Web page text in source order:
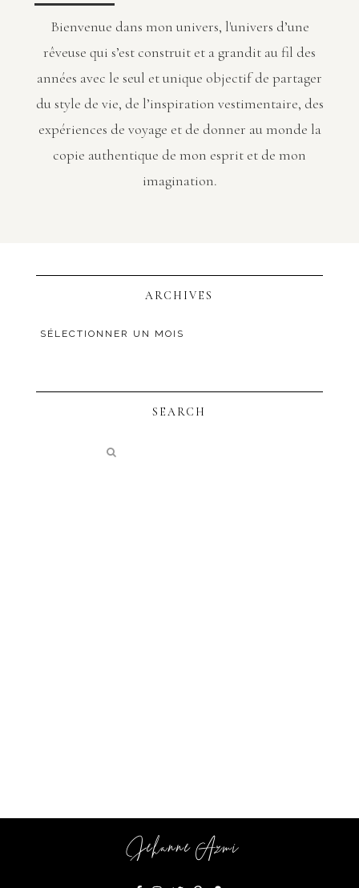
Bienvenue dans mon univers, l'univers d’une
rêveuse qui s’est construit et a grandit au fil des
années avec le seul et unique objectif de partager
du style de vie, de l’inspiration vestimentaire, des
expériences de voyage et de donner au monde la
copie authentique de mon esprit et de mon
imagination.
ARCHIVES
SEARCH
Jehanne Azmi